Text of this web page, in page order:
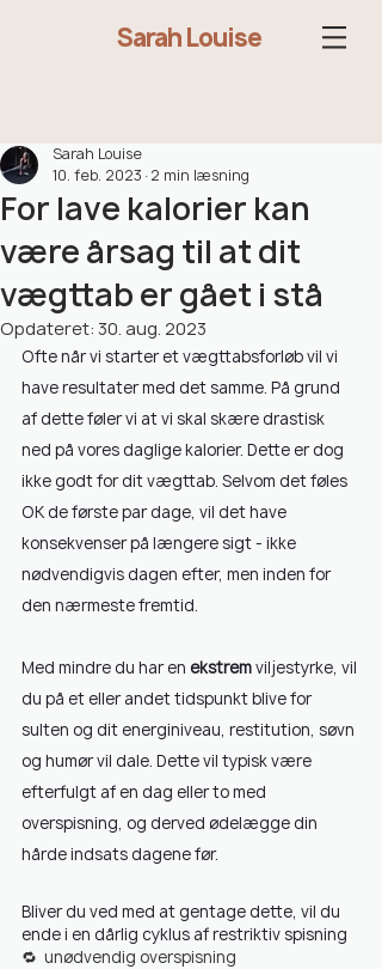
Sarah Louise
For lave kalorier kan
være årsag til at dit
vægttab er gået i stå
Sarah Louise
10. feb. 2023 2 min læsning
Opdateret: 30. aug. 2023
Ofte når vi starter et vægttabsforløb vil vi
have resultater med det samme. På grund
af dette føler vi at vi skal skære drastisk
ned på vores daglige kalorier. Dette er dog
ikke godt for dit vægttab. Selvom det føles
OK de første par dage, vil det have
konsekvenser på længere sigt - ikke
nødvendigvis dagen efter, men inden for
den nærmeste fremtid.
Med mindre du har en ekstrem viljestyrke, vil
du på et eller andet tidspunkt blive for
sulten og dit energiniveau, restitution, søvn
og humør vil dale. Dette vil typisk være
efterfulgt af en dag eller to med
overspisning, og derved ødelægge din
hårde indsats dagene før.
Bliver du ved med at gentage dette, vil du
ende i en dårlig cyklus af restriktiv spisning
🔁  unødvendig overspisning